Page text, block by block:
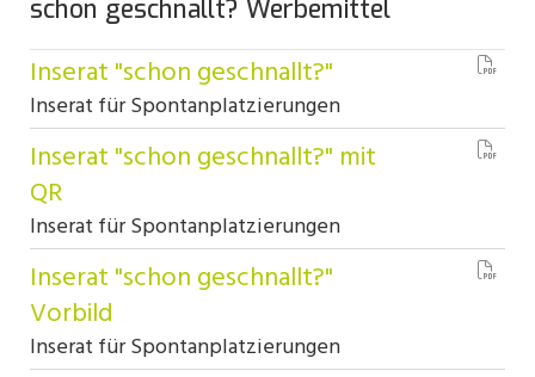
schon geschnallt? Werbemittel
Inserat "schon geschnallt?"
Inserat für Spontanplatzierungen
Inserat "schon geschnallt?" mit
QR
Inserat für Spontanplatzierungen
Inserat "schon geschnallt?"
Vorbild
Inserat für Spontanplatzierungen